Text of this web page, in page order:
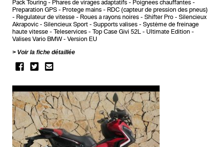
Pack Touring
Phares de virages adaptatifs
Poignees chauffantes
Preparation GPS
Protege mains
RDC (capteur de pression des pneus)
Regulateur de vitesse
Roues a rayons noires Shifter Pro
Silencieux
Akrapovic
Silencieux Sport Supports valises
Système de freinage
haute vitesse
Teleservices Top Case Givi 52L
Ultimate Edition
Valises Vario BMW
Version EU
Voir la fiche détaillée